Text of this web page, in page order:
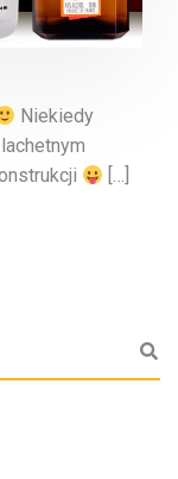
Niekiedy
[…]